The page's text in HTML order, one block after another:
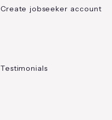
Create jobseeker account
Testimonials